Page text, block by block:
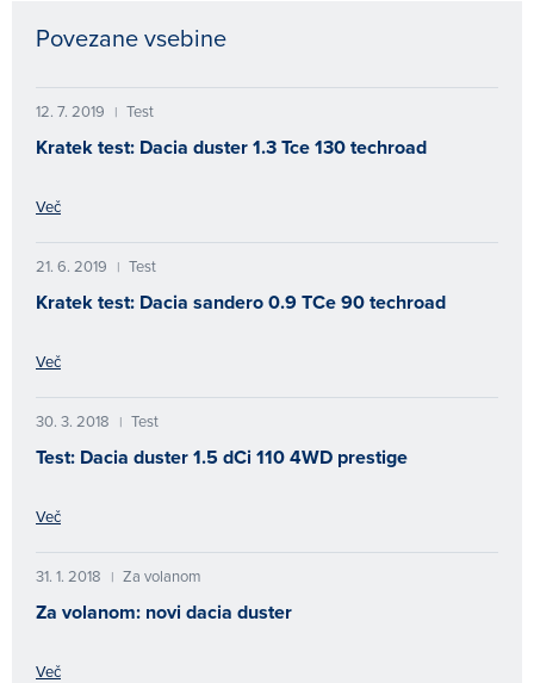
Povezane vsebine
12. 7. 2019 | Test
Kratek test: Dacia duster 1.3 Tce 130 techroad
Več
21. 6. 2019 | Test
Kratek test: Dacia sandero 0.9 TCe 90 techroad
Več
30. 3. 2018 | Test
Test: Dacia duster 1.5 dCi 110 4WD prestige
Več
31. 1. 2018 | Za volanom
Za volanom: novi dacia duster
Več